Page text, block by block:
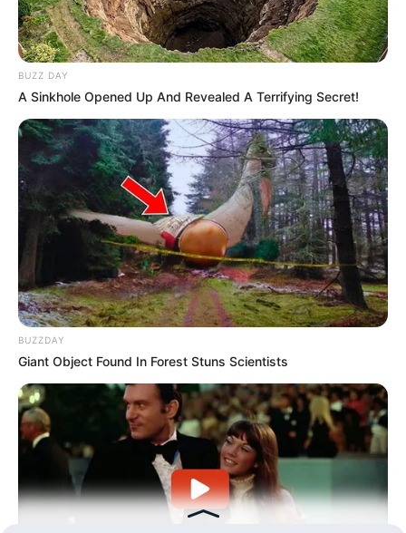
Hasil Renovasi Rumah Berusia
90 Tahun
BUZZ DAY
A Sinkhole Opened Up And Revealed A Terrifying Secret!
BUZZDAY
Giant Object Found In Forest Stuns Scientists